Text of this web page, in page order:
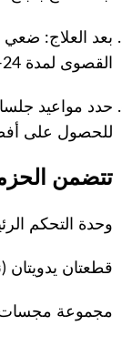
بعد العلاج: ضعي
القصوى لمدة 24-48 ساعة.
للحصول على
تتضمن
وحدة التحكم
قطعتان يدويتان
مجموعة مجسات